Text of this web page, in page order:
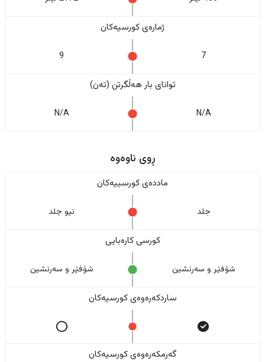
ژمارەی کورسیەکان
7
9
تواناى بار هەڵگرتن (تەن)
N/A
N/A
ڕوی ناوەوە
ماددەی کورسییەکان
جلد نیو جلد
کورسی کارەبایی
شۆفێر و سەرنشین شۆفێر و سەرنشین
ساردکەرەوەی کورسیەکان
گەرمکەرەوەی کورسیەکان